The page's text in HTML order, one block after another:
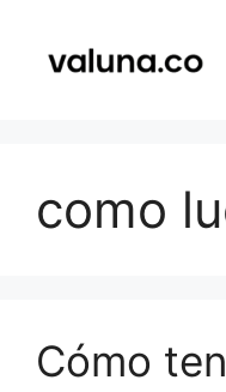
contenido
como
Cómo